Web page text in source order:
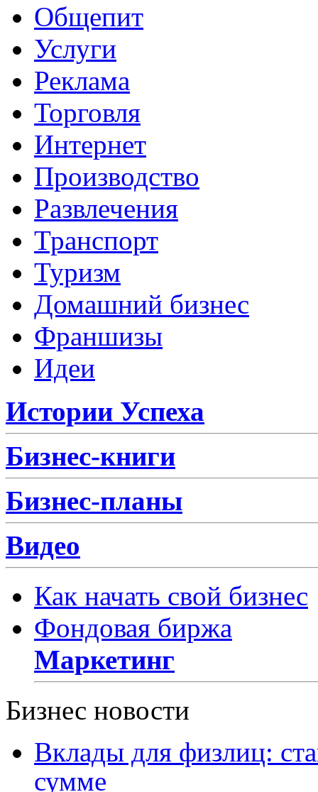
Общепит
Услуги
Реклама
Торговля
Интернет
Производство
Развлечения
Транспорт
Туризм
Домашний бизнес
Франшизы
Идеи
Истории Успеха
Бизнес-книги
Бизнес-планы
Видео
Как начать свой бизнес
Фондовая биржа
Маркетинг
Бизнес новости
Вклады для физлиц:
сумме